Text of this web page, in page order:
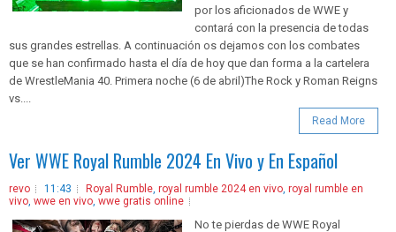
por los aficionados de WWE y
contará con la presencia de todas
sus grandes estrellas. A continuación os dejamos con los combates
que se han confirmado hasta el día de hoy que dan forma a la cartelera
de WrestleMania 40. Primera noche (6 de abril)The Rock y Roman Reigns
vs....
Read More
Ver WWE Royal Rumble 2024 En Vivo y En Español
revo 11:43 Royal Rumble, royal rumble 2024 en vivo, royal rumble en
vivo, wwe en vivo, wwe gratis online
No te pierdas de WWE Royal